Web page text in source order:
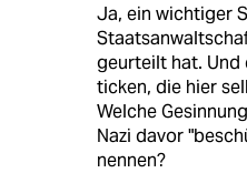
Ja, ein wichtiger
geurteilt hat. Und
ticken, die hier
Welche
Nazi davor
nennen?